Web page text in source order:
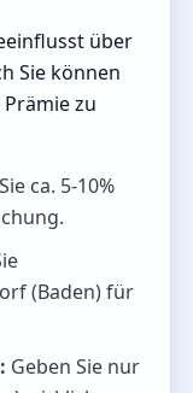
über
Sie können
Prämie zu
ca. 5-10%
(Baden) für
Geben Sie nur